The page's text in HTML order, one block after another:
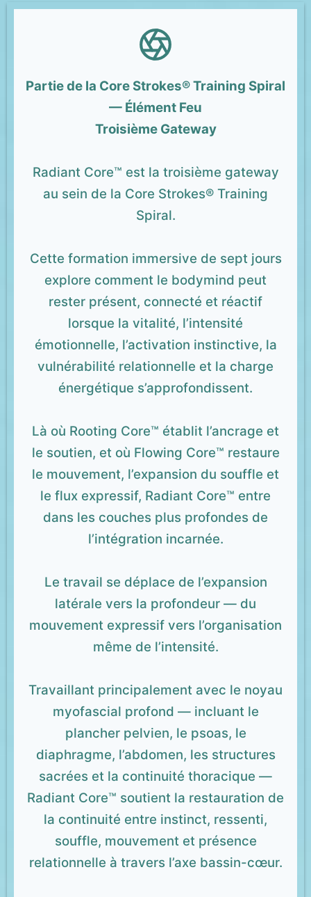
Partie de la Core Strokes® Training Spiral
— Élément Feu
Troisième Gateway
Radiant Core™ est la troisième gateway
au sein de la Core Strokes® Training
Spiral.
Cette formation immersive de sept jours
explore comment le bodymind peut
rester présent, connecté et réactif
lorsque la vitalité, l’intensité
émotionnelle, l’activation instinctive, la
vulnérabilité relationnelle et la charge
énergétique s’approfondissent.
Là où Rooting Core™ établit l’ancrage et
le soutien, et où Flowing Core™ restaure
le mouvement, l’expansion du souffle et
le flux expressif, Radiant Core™ entre
dans les couches plus profondes de
l’intégration incarnée.
Le travail se déplace de l’expansion
latérale vers la profondeur — du
mouvement expressif vers l’organisation
même de l’intensité.
Travaillant principalement avec le noyau
myofascial profond — incluant le
plancher pelvien, le psoas, le
diaphragme, l’abdomen, les structures
sacrées et la continuité thoracique —
Radiant Core™ soutient la restauration de
la continuité entre instinct, ressenti,
souffle, mouvement et présence
relationnelle à travers l’axe bassin-cœur.